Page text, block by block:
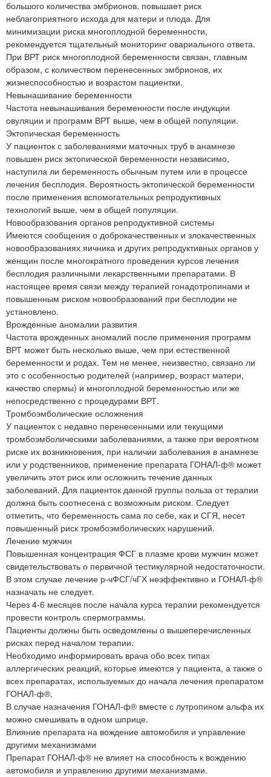
большого количества эмбрионов, повышает риск
неблагоприятного исхода для матери и плода. Для
минимизации риска многоплодной беременности,
рекомендуется тщательный мониторинг овариального ответа.
При ВРТ риск многоплодной беременности связан, главным
образом, с количеством перенесенных эмбрионов, их
жизнеспособностью и возрастом пациентки.
Невынашивание беременности
Частота невынашивания беременности после индукции
овуляции и программ ВРТ выше, чем в общей популяции.
Эктопическая беременность
У пациенток с заболеваниями маточных труб в анамнезе
повышен риск эктопической беременности независимо,
наступила ли беременность обычным путем или в процессе
лечения бесплодия. Вероятность эктопической беременности
после применения вспомогательных репродуктивных
технологий выше, чем в общей популяции.
Новообразования органов репродуктивной системы
Имеются сообщения о доброкачественных и злокачественных
новообразованиях яичника и других репродуктивных органов у
женщин после многократного проведения курсов лечения
бесплодия различными лекарственными препаратами. В
настоящее время связи между терапией гонадотропинами и
повышенным риском новообразований при бесплодии не
установлено.
Врожденные аномалии развития
Частота врожденных аномалий после применения программ
ВРТ может быть несколько выше, чем при естественной
беременности и родах. Тем не менее, неизвестно, связано ли
это с особенностью родителей (например, возраст матери,
качество спермы) и многоплодной беременностью или же
непосредственно с процедурами ВРТ.
Тромбоэмболические осложнения
У пациенток с недавно перенесенными или текущими
тромбоэмболическими заболеваниями, а также при вероятном
риске их возникновения, при наличии заболевания в анамнезе
или у родственников, применение препарата ГОНАЛ-ф® может
увеличить этот риск или осложнить течение данных
заболеваний. Для пациенток данной группы польза от терапии
должна быть соотнесена с возможным риском. Следует
отметить, что беременность сама по себе, как и СГЯ, несет
повышенный риск тромбоэмболических нарушений.
Лечение мужчин
Повышенная концентрация ФСГ в плазме крови мужчин может
свидетельствовать о первичной тестикулярной недостаточности.
В этом случае лечение р-чФСГ/чГХ неэффективно и ГОНАЛ-ф®
назначать не следует.
Через 4-6 месяцев после начала курса терапии рекомендуется
провести контроль спермограммы.
Пациенты должны быть осведомлены о вышеперечисленных
рисках перед началом терапии.
Необходимо информировать врача обо всех типах
аллергических реакций, которые имеются у пациента, а также о
всех препаратах, используемых до начала лечения препаратом
ГОНАЛ-ф®.
В случае назначения ГОНАЛ-ф® вместе с лутропином альфа их
можно смешивать в одном шприце.
Влияние препарата на вождение автомобиля и управление
другими механизмами
Препарат ГОНАЛ-ф® не влияет на способность к вождению
автомобиля и управлению другими механизмами.